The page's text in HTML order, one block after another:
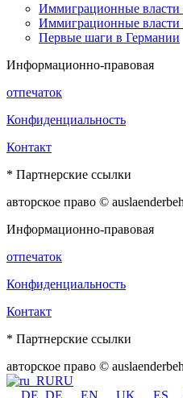
Иммиграционные
Иммиграционные власти
Первые шаги в Германии
Информационно-правовая
отпечаток
Конфиденциальность
Контакт
* Партнерские ссылки
авторское право ©
Информационно-правовая
отпечаток
Конфиденциальность
Контакт
* Партнерские ссылки
авторское право ©
RU
DE_DE
EN UK ES